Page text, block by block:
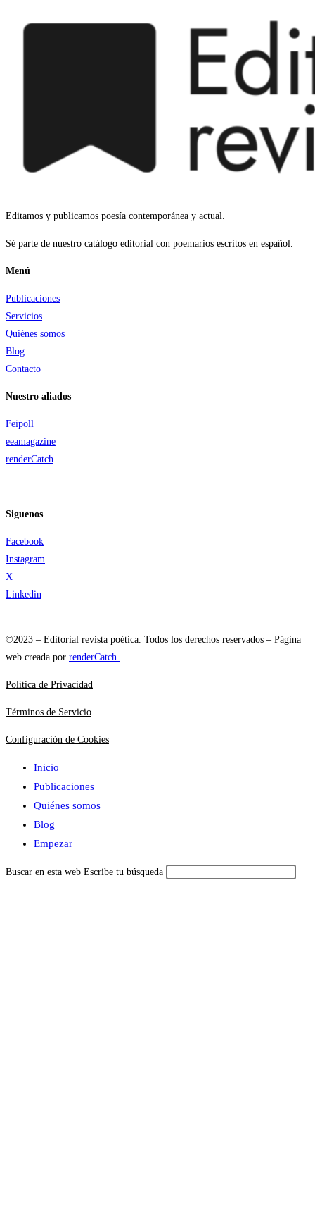
Editamos y publicamos poesía contemporánea y actual.
Sé parte de nuestro catálogo editorial con poemarios escritos en español.
Menú
Publicaciones
Servicios
Quiénes somos
Blog
Contacto
Nuestro aliados
Feipoll
eeamagazine
renderCatch
Siguenos
Facebook
Instagram
X
Linkedin
©2023 – Editorial revista poética. Todos los derechos reservados – Página
web creada por renderCatch.
Política de Privacidad
Términos de Servicio
Configuración de Cookies
Inicio
Publicaciones
Quiénes somos
Blog
Empezar
Buscar en esta web Escribe tu búsqueda